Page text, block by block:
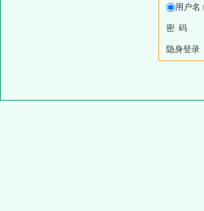
用户名
密 码
隐身登录